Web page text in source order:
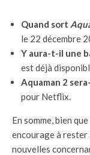
Quand sort
le 22 décembre
Y aura-t-il une
est déjà
Aquaman 2
pour Netflix.
En somme, bien
encourage à rester
nouvelles